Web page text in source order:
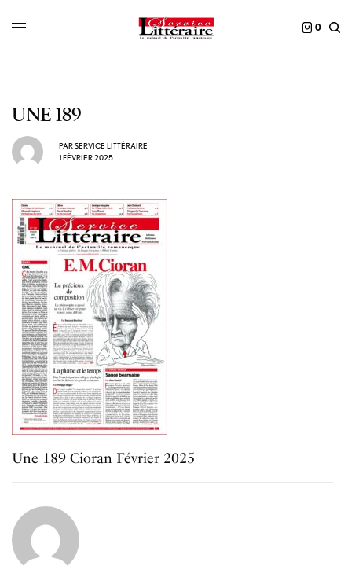
0
UNE 189
PARSERVICE LITTÉRAIRE
1 FÉVRIER 2025
Une 189 Cioran Février 2025